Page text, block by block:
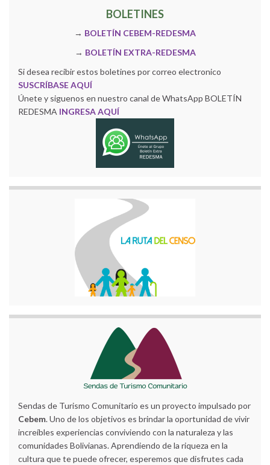
BOLETINES
→ BOLETÍN CEBEM-REDESMA
→ BOLETÍN EXTRA-REDESMA
Si desea recibir estos boletines por correo electronico
SUSCRÍBASE AQUÍ
Únete y siguenos en nuestro canal de WhatsApp BOLETÍN
REDESMA INGRESA AQUÍ
Sendas de Turismo Comunitario es un proyecto impulsado por
Cebem. Uno de los objetivos es brindar la oportunidad de vivir
increíbles experiencias conviviendo con la naturaleza y las
comunidades Bolivianas. Aprendiendo de la riqueza en la
cultura que te puede ofrecer, esperemos que disfrutes cada